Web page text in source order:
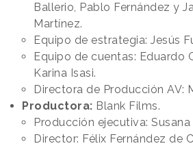
Ballerio, Pablo Fernández y
Martínez.
Equipo de estrategia: Jesús
Equipo de cuentas: Eduardo
Karina Isasi.
Directora de Producción AV:
Productora: Blank Films.
Producción ejecutiva: Susana
Director: Félix Fernández de